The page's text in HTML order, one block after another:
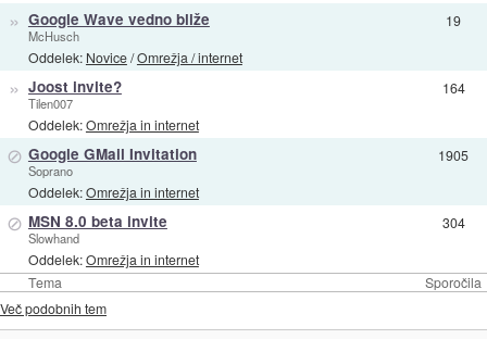
Tema Sporočila
» Google Wave vedno bliže
McHusch
Oddelek: Novice/Omrežja / internet
19
» Joost invite?
Tilen007
Oddelek:Omrežja in internet
164
⊘ Google GMail Invitation
Soprano
Oddelek:Omrežja in internet
1905
⊘ MSN 8.0 beta invite
Slowhand
Oddelek:Omrežja in internet
304
Več podobnih tem